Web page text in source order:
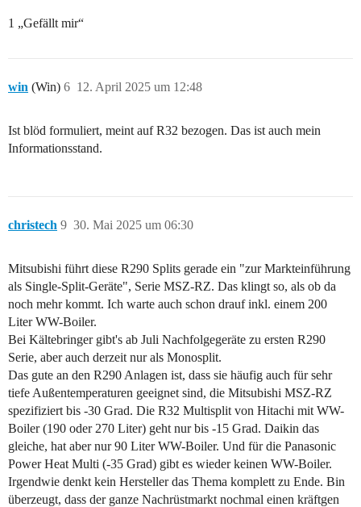
1 „Gefällt mir“
win (Win) 12. April 2025 um 12:48
6
Ist blöd formuliert, meint auf R32 bezogen. Das ist auch mein
Informationsstand.
christech 30. Mai 2025 um 06:30
9
Mitsubishi führt diese R290 Splits gerade ein "zur Markteinführung
als Single-Split-Geräte", Serie MSZ-RZ. Das klingt so, als ob da
noch mehr kommt. Ich warte auch schon drauf inkl. einem 200
Liter WW-Boiler.
Bei Kältebringer gibt's ab Juli Nachfolgegeräte zu ersten R290
Serie, aber auch derzeit nur als Monosplit.
Das gute an den R290 Anlagen ist, dass sie häufig auch für sehr
tiefe Außentemperaturen geeignet sind, die Mitsubishi MSZ-RZ
spezifiziert bis -30 Grad. Die R32 Multisplit von Hitachi mit WW-
Boiler (190 oder 270 Liter) geht nur bis -15 Grad. Daikin das
gleiche, hat aber nur 90 Liter WW-Boiler. Und für die Panasonic
Power Heat Multi (-35 Grad) gibt es wieder keinen WW-Boiler.
Irgendwie denkt kein Hersteller das Thema komplett zu Ende. Bin
überzeugt, dass der ganze Nachrüstmarkt nochmal einen kräftgen